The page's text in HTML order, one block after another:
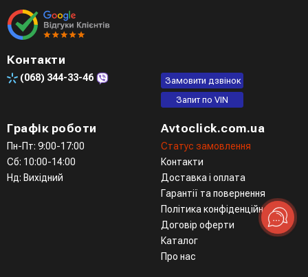
Контакти
(068) 344-33-46
Замовити дзвінок
Запит по VIN
Графік роботи
Пн-Пт: 9:00-17:00
Сб: 10:00-14:00
Нд: Вихідний
Avtoclick.com.ua
Статус замовлення
Контакти
Доставка і оплата
Гарантії та повернення
Політика конфіденційності
Договір оферти
Каталог
Про нас